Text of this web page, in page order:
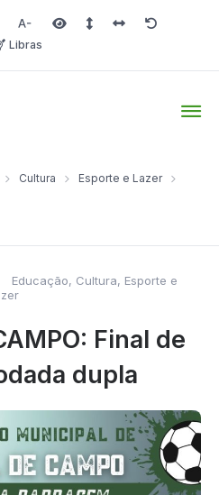
fonte
Diminuir fonteÁrea selecionada
Espaçamento de linha
Espaço dos
Redefinir
Libras
Cultura Esporte e Lazer
Educação, Cultura, Esporte e
Final de
dupla